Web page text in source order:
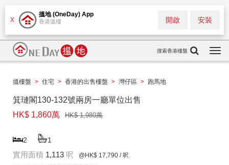
X
搵地 (OneDay) App
香港搵樓 安裝
開啟
搜索香港樓盤
搵樓盤 > 住宅 > 香港的出售樓盤 > 灣仔區 > 跑馬地
箕璉閣130-132號兩房一廳單位出售
HK$ 1,860萬
HK$ 1,980萬
2 1
實用面積 1,113 呎 @HK$ 17,790 / 呎